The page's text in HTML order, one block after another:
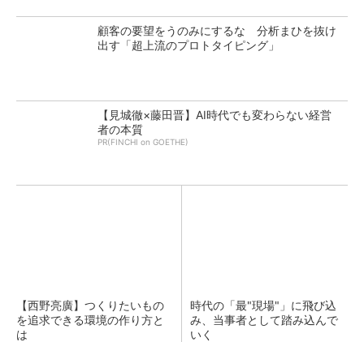
顧客の要望をうのみにするな 分析まひを抜け
出す「超上流のプロトタイピング」
【見城徹×藤田晋】AI時代でも変わらない経営
者の本質
PR(FINCHI on GOETHE)
【西野亮廣】つくりたいもの
を追求できる環境の作り方と
は
時代の「最"現場"」に飛び込
み、当事者として踏み込んで
いく